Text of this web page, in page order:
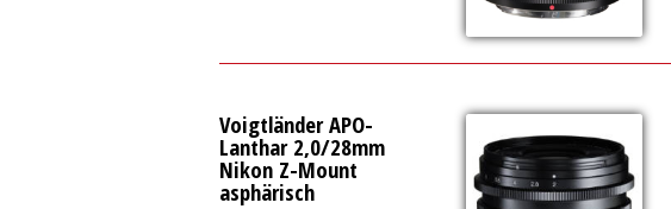
Voigtländer APO-
Lanthar 2,0/28mm
Nikon Z-Mount
asphärisch